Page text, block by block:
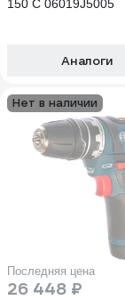
150 C 06019J5005
Аналоги
Нет в наличии
Последняя цена
26 448 ₽